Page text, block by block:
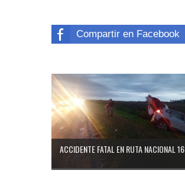
Compartir en Facebook
ACCIDENTE FATAL EN RUTA NACIONAL 16...